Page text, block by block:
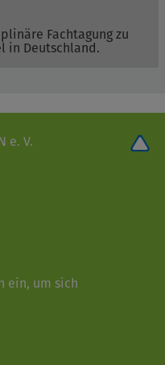
Fachtagung zu
in Deutschland.
e. V.
ein, um sich